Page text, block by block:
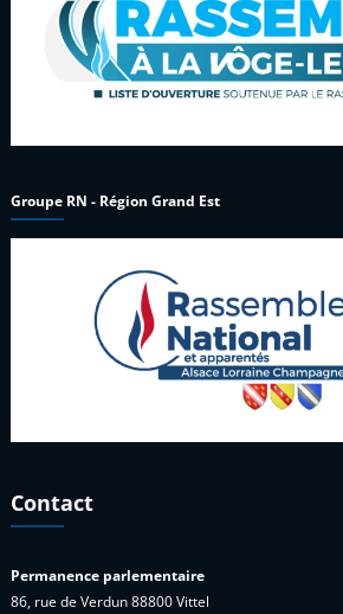
Groupe RN - Région Grand Est
Contact
Permanence parlementaire
86, rue de Verdun 88800 Vittel